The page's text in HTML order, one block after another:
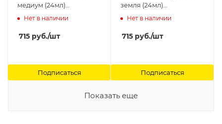
медиум (24мл)
(TECHNICAL: LAHMIAN
Нет в наличии
715 руб./шт
Подписаться
земля (24мл)
(TECHNICAL: AGRELLAN
Нет в наличии
715 руб./шт
Подписаться
Показать еще